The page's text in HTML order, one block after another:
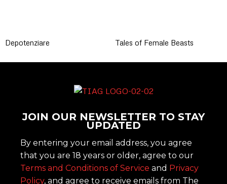
Depotenziare Tales of Female Beasts
JOIN OUR NEWSLETTER TO STAY
UPDATED
By entering your email address, you agree
that you are 18 years or older, agree to our
Terms and Conditions of Service and Privacy
Policy, and agree to receive emails from The